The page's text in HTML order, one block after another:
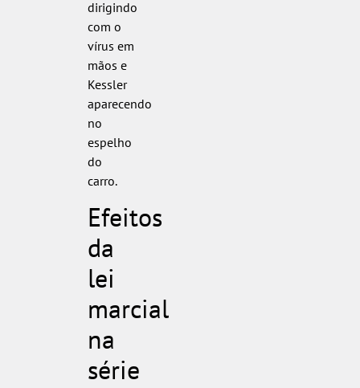
dirigindo
com o
vírus em
mãos e
Kessler
aparecendo
no
espelho
do
carro.
Efeitos
da
lei
marcial
na
série